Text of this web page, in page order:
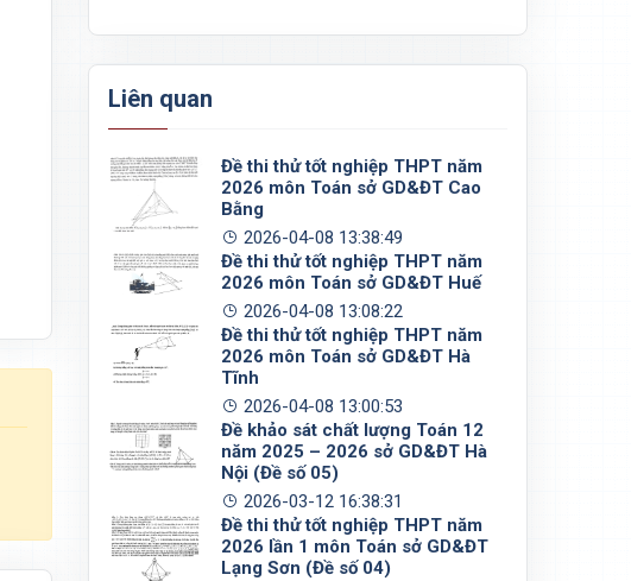
Liên quan
Đề thi thử tốt nghiệp THPT năm
2026 môn Toán sở GD&ĐT Cao
Bằng
2026-04-08 13:38:49
Đề thi thử tốt nghiệp THPT năm
2026 môn Toán sở GD&ĐT Huế
2026-04-08 13:08:22
Đề thi thử tốt nghiệp THPT năm
2026 môn Toán sở GD&ĐT Hà
Tĩnh
2026-04-08 13:00:53
Đề khảo sát chất lượng Toán 12
năm 2025 – 2026 sở GD&ĐT Hà
Nội (Đề số 05)
2026-03-12 16:38:31
Đề thi thử tốt nghiệp THPT năm
2026 lần 1 môn Toán sở GD&ĐT
Lạng Sơn (Đề số 04)